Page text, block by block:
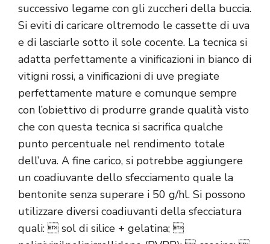
successivo legame con gli zuccheri della buccia.
Si eviti di caricare oltremodo le cassette di uva
e di lasciarle sotto il sole cocente. La tecnica si
adatta perfettamente a vinificazioni in bianco di
vitigni rossi, a vinificazioni di uve pregiate
perfettamente mature e comunque sempre
con l’obiettivo di produrre grande qualità visto
che con questa tecnica si sacrifica qualche
punto percentuale nel rendimento totale
dell’uva. A fine carico, si potrebbe aggiungere
un coadiuvante dello sfecciamento quale la
bentonite senza superare i 50 g/hl. Si possono
utilizzare diversi coadiuvanti della sfecciatura
quali:  sol di silice + gelatina; 